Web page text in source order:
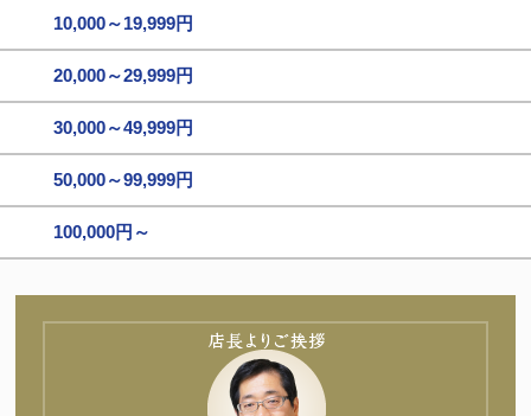
10,000～19,999円
20,000～29,999円
30,000～49,999円
50,000～99,999円
100,000円～